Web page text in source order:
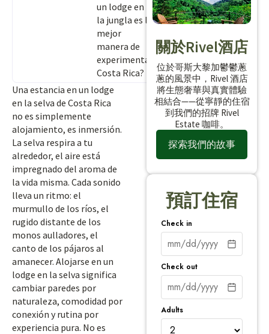
un lodge en
la jungla es la
mejor
manera de
experimentar
Costa Rica?
Una estancia en un lodge
en la selva de Costa Rica
no es simplemente
alojamiento, es inmersión.
La selva respira a tu
alrededor, el aire está
impregnado del aroma de
la vida misma. Cada sonido
lleva un ritmo: el
murmullo de los ríos, el
rugido distante de los
monos aulladores, el
canto de los pájaros al
amanecer. Alojarse en un
lodge en la selva significa
cambiar paredes por
naturaleza, comodidad por
conexión y rutina por
experiencia pura. No es
關於Rivel酒店
位於哥斯大黎加鬱鬱蔥
蔥的風景中，Rivel 酒店
將生態奢華與真實體驗
相結合——從寧靜的住宿
到我們的招牌 Rivel
Estate 咖啡。
探索我們的故事
預訂住宿
Check in
Check out
Adults